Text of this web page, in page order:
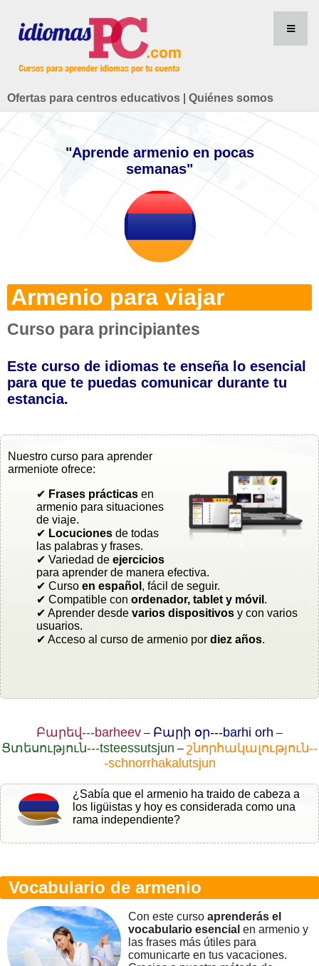
Ofertas para centros educativos Quiénes somos
"Aprende armenio en pocas
semanas"
Armenio para viajar
Curso para principiantes
Este curso de idiomas te enseña lo esencial
para que te puedas comunicar durante tu
estancia.
Nuestro curso para aprender
armeniote ofrece:
✔ Frases prácticas en
armenio para situaciones
de viaje.
✔ Locuciones de todas
las palabras y frases.
✔ Variedad de ejercicios
para aprender de manera efectiva.
✔ Curso en español , fácil de seguir.
✔ Compatible con ordenador, tablet y móvil .
✔ Aprender desde varios dispositivos y con varios
usuarios.
✔ Acceso al curso de armenio por diez años.
Բարեվ---barheev – Բարի օր---barhi orh –
Ցտեսություն---tsteessutsjun – շնորհակալություն--
-schnorrhakalutsjun
¿Sabía que el armenio ha traido de cabeza a
los ligüistas y hoy es considerada como una
rama independiente?
Vocabulario de armenio
Con este curso aprenderás el
vocabulario esencial en armenio y
las frases más útiles para
comunicarte en tus vacaciones.